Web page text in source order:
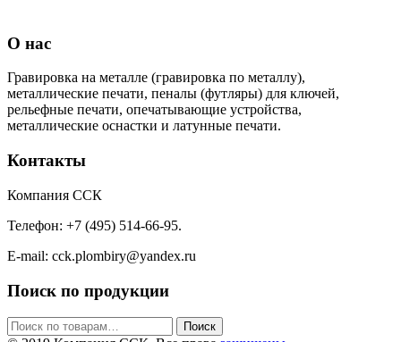
О нас
Гравировка на металле (гравировка по металлу),
металлические печати, пеналы (футляры) для ключей,
рельефные печати, опечатывающие устройства,
металлические оснастки и латунные печати.
Контакты
Компания ССК
Телефон: +7 (495) 514-66-95.
E-mail: cck.plombiry@yandex.ru
Поиск по продукции
Искать: Поиск